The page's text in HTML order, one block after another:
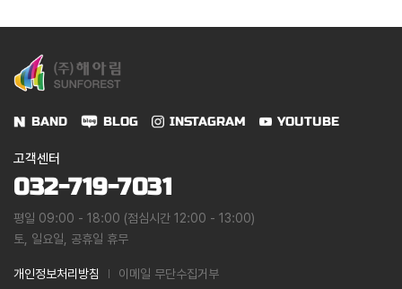
BAND BLOG INSTAGRAM YOUTUBE
고객센터
032-719-7031
평일 09:00 - 18:00 (점심시간 12:00 - 13:00)
토, 일요일, 공휴일 휴무
개인정보처리방침 이메일 무단수집거부